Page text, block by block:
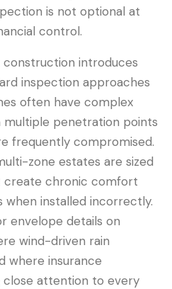
✓ Español 中文
Inspeção
is not optional at
control.
introduces
inspection approaches
often have complex
penetration points
frequently compromised.
zone estates are sized
create chronic comfort
installed incorrectly.
envelope details on
wind-driven rain
where insurance
attention to every